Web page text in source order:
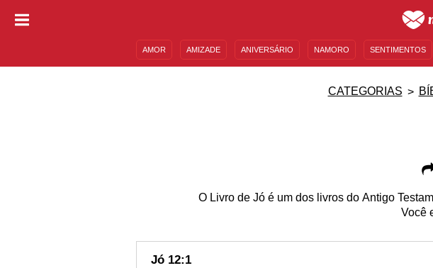
AMOR AMIZADE ANIVERSÁRIO NAMORO SENTIMENTOS
CATEGORIAS
O Livro de Jó é um dos livros do Antigo
Você
Jó 12:1